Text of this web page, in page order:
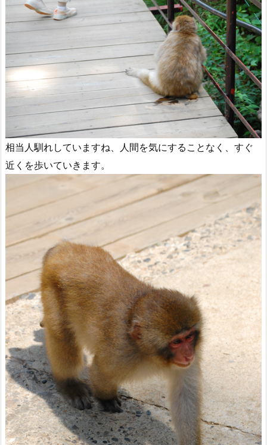
相当人馴れしていますね、人間を気にすることなく、すぐ
近くを歩いていきます。